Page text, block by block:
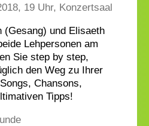
19 Uhr, Konzertsaal
(Gesang) und Elisaeth
Lehpersonen am
Sie step by step,
den Weg zu Ihrer
Chansons,
Tipps!